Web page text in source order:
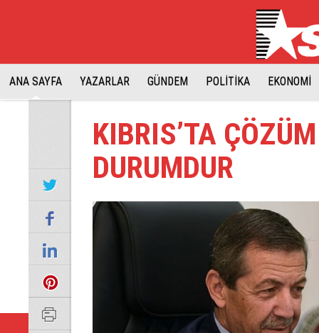
ANA SAYFA YAZARLAR GÜNDEM POLİTİKA EKONOMİ
KIBRIS’TA
DURUMDUR